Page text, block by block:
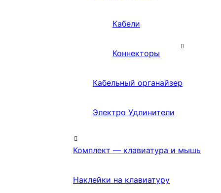
Кабели
Коннекторы
Кабельный органайзер
Электро Удлинители
Комплект — клавиатура и мышь
Наклейки на клавиатуру